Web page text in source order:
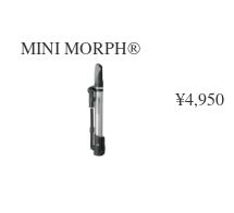
MINI MORPH®
¥4,950